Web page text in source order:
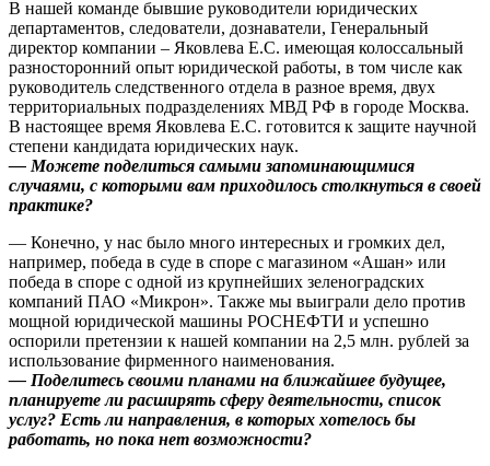
В нашей команде бывшие руководители юридических
департаментов, следователи, дознаватели, Генеральный
директор компании – Яковлева Е.С. имеющая колоссальный
разносторонний опыт юридической работы, в том числе как
руководитель следственного отдела в разное время, двух
территориальных подразделениях МВД РФ в городе Москва.
В настоящее время Яковлева Е.С. готовится к защите научной
степени кандидата юридических наук.
—Можете поделиться самыми запоминающимися
случаями, с которыми вам приходилось столкнуться в своей
практике?
— Конечно, у нас было много интересных и громких дел,
например, победа в суде в споре с магазином «Ашан» или
победа в споре с одной из крупнейших зеленоградских
компаний ПАО «Микрон». Также мы выиграли дело против
мощной юридической машины РОСНЕФТИ и успешно
оспорили претензии к нашей компании на 2,5 млн. рублей за
использование фирменного наименования.
— Поделитесь своими планами на ближайшее будущее,
планируете ли расширять сферу деятельности, список
услуг? Есть ли направления, в которых хотелось бы
работать, но пока нет возможности?